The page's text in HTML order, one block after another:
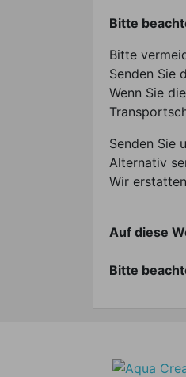
Bitte
Bitte
Senden Sie
Wenn Sie
Senden Sie
Alternativ
Wir
Auf diese
Bitte